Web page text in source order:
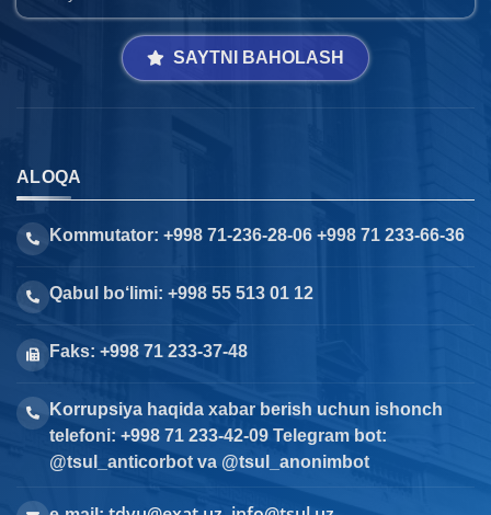
SAYTNI BAHOLASH
ALOQA
Kommutator: +998 71-236-28-06 +998 71 233-66-36
Qabul bo‘limi: +998 55 513 01 12
Faks: +998 71 233-37-48
Korrupsiya haqida xabar berish uchun ishonch
telefoni: +998 71 233-42-09 Telegram bot:
@tsul_anticorbot va @tsul_anonimbot